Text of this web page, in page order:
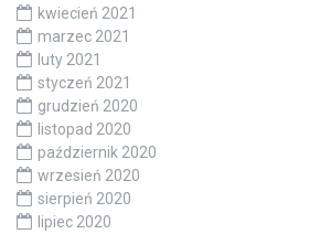
kwiecień 2021
marzec 2021
luty 2021
styczeń 2021
grudzień 2020
listopad 2020
październik 2020
wrzesień 2020
sierpień 2020
lipiec 2020